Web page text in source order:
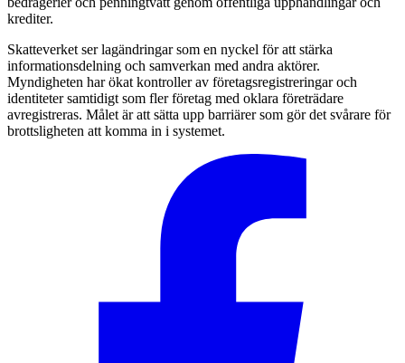
krediter.
Skatteverket ser lagändringar som en nyckel för att stärka
informationsdelning och samverkan med andra aktörer.
Myndigheten har ökat kontroller av företagsregistreringar och
identiteter samtidigt som fler företag med oklara företrädare
avregistreras. Målet är att sätta upp barriärer som gör det svårare för
brottsligheten att komma in i systemet.